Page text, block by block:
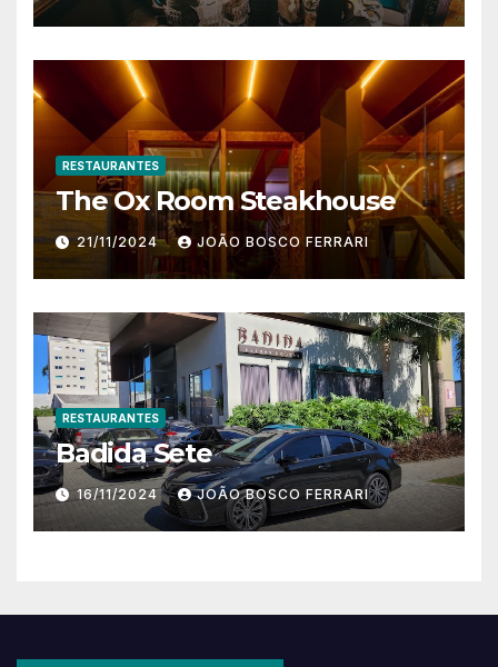
RESTAURANTES
The Ox Room Steakhouse
21/11/2024 JOÃO BOSCO FERRARI
RESTAURANTES
Badida Sete
16/11/2024 JOÃO BOSCO FERRARI